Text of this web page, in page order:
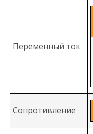
Переменный ток
Сопротивление